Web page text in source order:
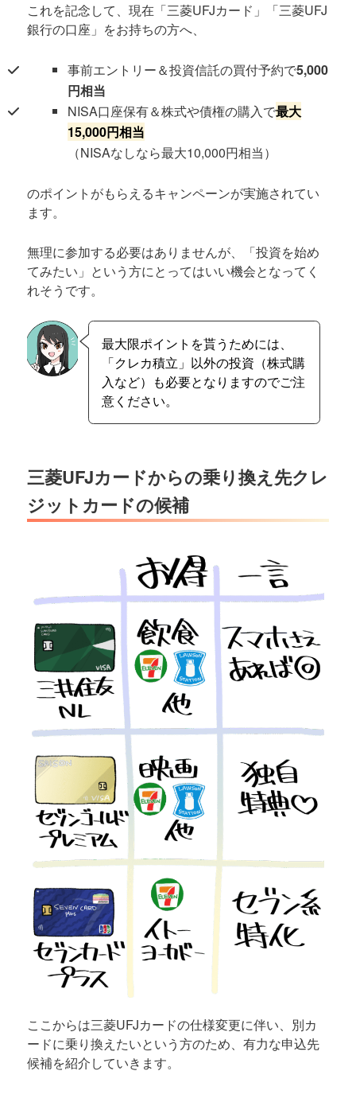
これを記念して、現在「三菱UFJカード」「三菱UFJ
銀行の口座」をお持ちの方へ、
事前エントリー＆投資信託の買付予約で5,000
円相当
NISA口座保有＆株式や債権の購入で最大
15,000円相当
（NISAなしなら最大10,000円相当）
のポイントがもらえるキャンペーンが実施されてい
ます。
無理に参加する必要はありませんが、「投資を始め
てみたい」という方にとってはいい機会となってく
れそうです。
最大限ポイントを貰うためには、
「クレカ積立」以外の投資（株式購
入など）も必要となりますのでご注
意ください。
三菱UFJカードからの乗り換え先クレ
ジットカードの候補
ここからは三菱UFJカードの仕様変更に伴い、別カ
ードに乗り換えたいという方のため、有力な申込先
候補を紹介していきます。